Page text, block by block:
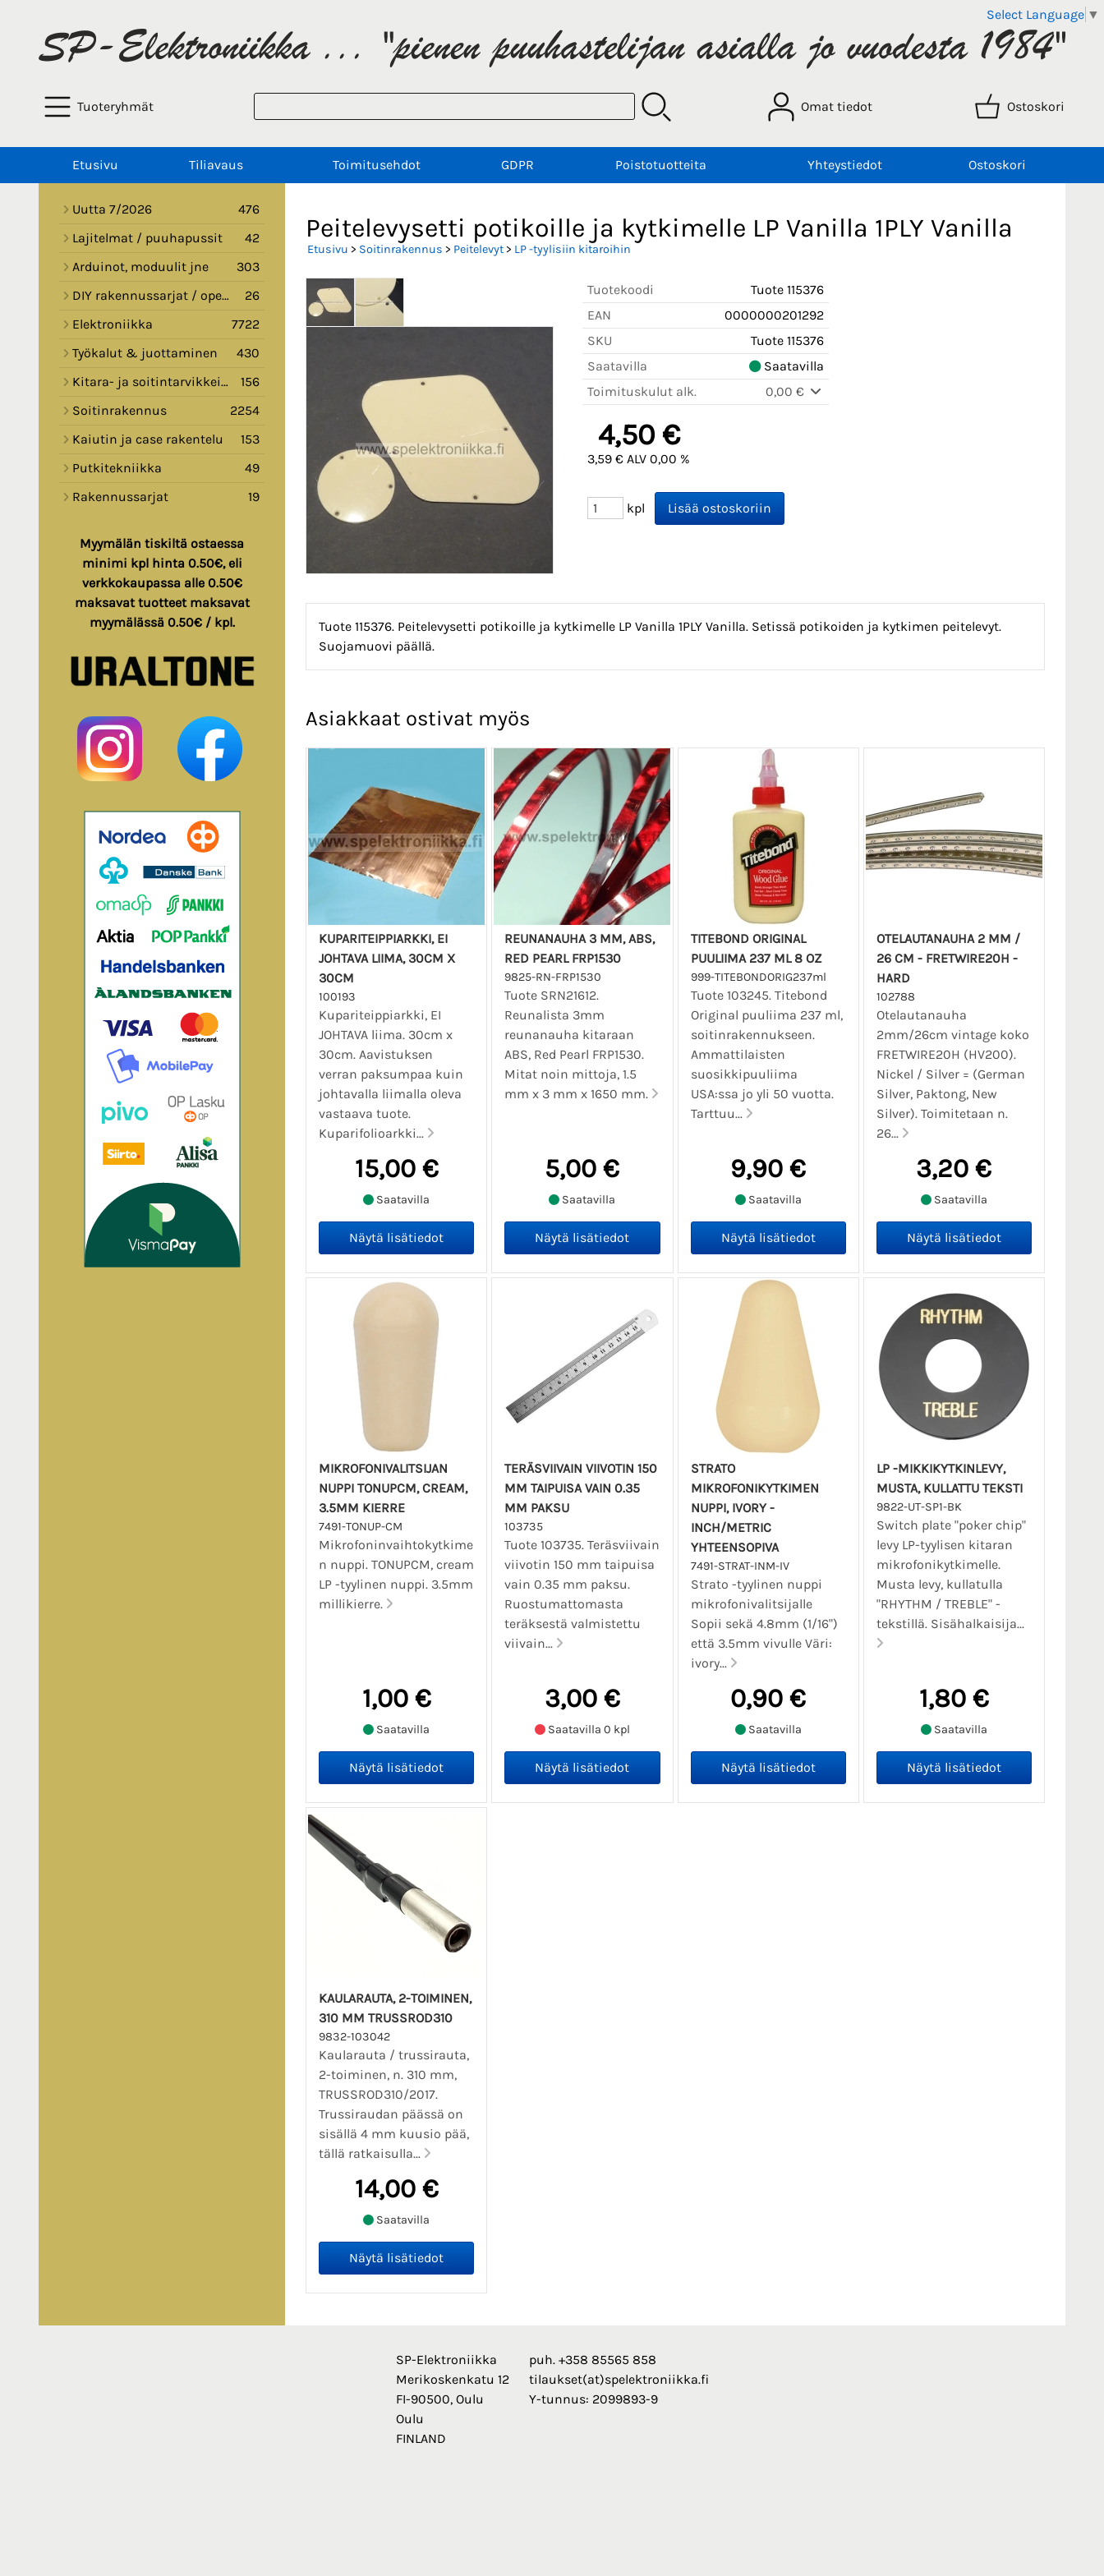
Select Language ▼
Tuoteryhmät Omat tiedot Ostoskori
Etusivu Tiliavaus Toimitusehdot GDPR Poistotuotteita Yhteystiedot Ostoskori
Uutta 7/2026
476
Lajitelmat / puuhapussit
42
Arduinot, moduulit jne
303
DIY rakennussarjat / opetussarjat
26
Elektroniikka
7722
Työkalut & juottaminen
430
Kitara- ja soitintarvikkeita
156
Soitinrakennus
2254
Kaiutin ja case rakentelu
153
Putkitekniikka
49
Rakennussarjat
19
Myymälän tiskiltä ostaessa
minimi kpl hinta 0.50€, eli
verkkokaupassa alle 0.50€
maksavat tuotteet maksavat
myymälässä 0.50€ / kpl.
Peitelevysetti potikoille ja kytkimelle LP Vanilla 1PLY Vanilla
Etusivu > Soitinrakennus > Peitelevyt> LP -tyylisiin kitaroihin
Tuotekoodi
Tuote 115376
EAN
0000000201292
SKU
Tuote 115376
Saatavilla
Saatavilla
Toimituskulut alk.
0,00 €
4,50 €
3,59 € ALV 0,00 %
kpl
Tuote 115376. Peitelevysetti potikoille ja kytkimelle LP Vanilla 1PLY Vanilla. Setissä potikoiden ja kytkimen peitelevyt.
Suojamuovi päällä.
Asiakkaat ostivat myös
KUPARITEIPPIARKKI, EI
JOHTAVA LIIMA, 30CM X
30CM
100193
Kupariteippiarkki, EI
JOHTAVA liima. 30cm x
30cm. Aavistuksen
verran paksumpaa kuin
johtavalla liimalla oleva
vastaava tuote.
Kuparifolioarkki...
15,00 €
Saatavilla
REUNANAUHA 3 MM, ABS,
RED PEARL FRP1530
9825-RN-FRP1530
Tuote SRN21612.
Reunalista 3mm
reunanauha kitaraan
ABS, Red Pearl FRP1530.
Mitat noin mittoja, 1.5
mm x 3 mm x 1650 mm.
5,00 €
Saatavilla
TITEBOND ORIGINAL
PUULIIMA 237 ML 8 OZ
999-TITEBONDORIG237ml
Tuote 103245. Titebond
Original puuliima 237 ml,
soitinrakennukseen.
Ammattilaisten
suosikkipuuliima
USA:ssa jo yli 50 vuotta.
Tarttuu...
9,90 €
Saatavilla
OTELAUTANAUHA 2 MM /
26 CM - FRETWIRE20H -
HARD
102788
Otelautanauha
2mm/26cm vintage koko
FRETWIRE20H (HV200).
Nickel / Silver = (German
Silver, Paktong, New
Silver). Toimitetaan n.
26...
3,20 €
Saatavilla
MIKROFONIVALITSIJAN
NUPPI TONUPCM, CREAM,
3.5MM KIERRE
7491-TONUP-CM
Mikrofoninvaihtokytkime
n nuppi. TONUPCM, cream
LP -tyylinen nuppi. 3.5mm
millikierre.
1,00 €
Saatavilla
TERÄSVIIVAIN VIIVOTIN 150
MM TAIPUISA VAIN 0.35
MM PAKSU
103735
Tuote 103735. Teräsviivain
viivotin 150 mm taipuisa
vain 0.35 mm paksu.
Ruostumattomasta
teräksestä valmistettu
viivain...
3,00 €
Saatavilla 0 kpl
STRATO
MIKROFONIKYTKIMEN
NUPPI, IVORY -
INCH/METRIC
YHTEENSOPIVA
7491-STRAT-INM-IV
Strato -tyylinen nuppi
mikrofonivalitsijalle
Sopii sekä 4.8mm (1/16")
että 3.5mm vivulle Väri:
ivory...
0,90 €
Saatavilla
LP -MIKKIKYTKINLEVY,
MUSTA, KULLATTU TEKSTI
9822-UT-SP1-BK
Switch plate "poker chip"
levy LP-tyylisen kitaran
mikrofonikytkimelle.
Musta levy, kullatulla
"RHYTHM / TREBLE" -
tekstillä. Sisähalkaisija...
1,80 €
Saatavilla
KAULARAUTA, 2-TOIMINEN,
310 MM TRUSSROD310
9832-103042
Kaularauta / trussirauta,
2-toiminen, n. 310 mm,
TRUSSROD310/2017.
Trussiraudan päässä on
sisällä 4 mm kuusio pää,
tällä ratkaisulla...
14,00 €
Saatavilla
SP-Elektroniikka
Merikoskenkatu 12
FI-90500, Oulu
Oulu
FINLAND
puh. +358 85565 858
tilaukset(at)spelektroniikka.fi
Y-tunnus: 2099893-9